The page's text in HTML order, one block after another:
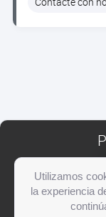
Twitter
Utilizamos
la experiencia